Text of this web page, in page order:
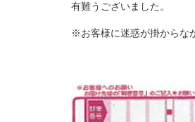
有難うございました。
※お客様に迷惑が掛からな